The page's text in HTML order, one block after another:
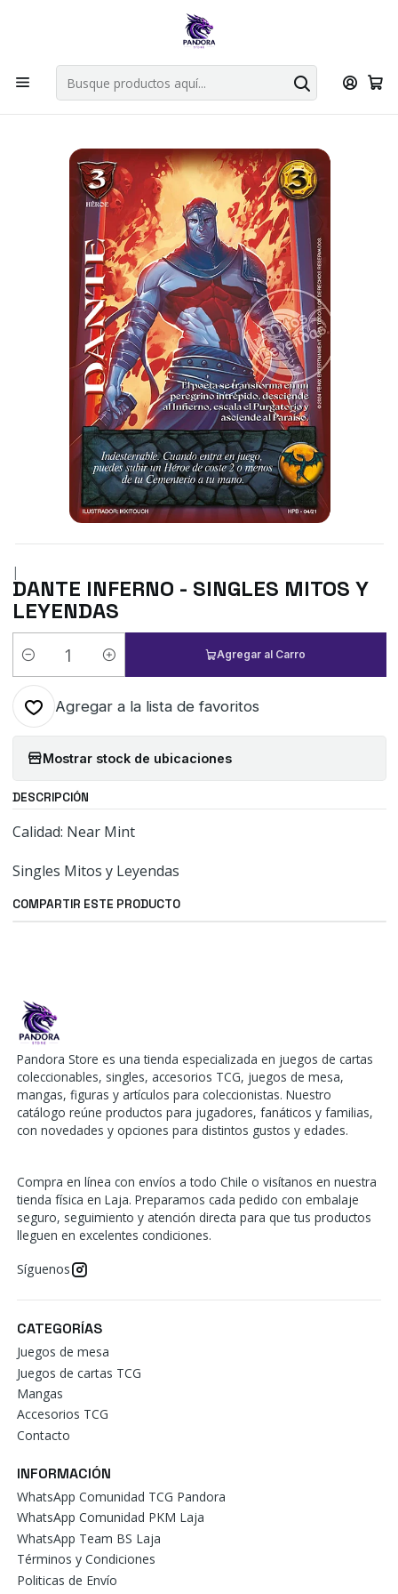
Por compras en cartas singles superiores a 49.990 el envio es
Explorar singles
Inicio Juegos de cartas TCG Mitos y Leyendas TCG
Singles Primer Bloque MYL
|
DANTE INFERNO - SINGLES MITOS Y
LEYENDAS
Cantidad
Agregar al Carro
Agregar a la lista de favoritos
Mostrar stock de ubicaciones
DESCRIPCIÓN
Calidad: Near Mint
Singles Mitos y Leyendas
COMPARTIR ESTE PRODUCTO
Pandora Store es una tienda especializada en juegos de cartas
coleccionables, singles, accesorios TCG, juegos de mesa,
mangas, figuras y artículos para coleccionistas. Nuestro
catálogo reúne productos para jugadores, fanáticos y familias,
con novedades y opciones para distintos gustos y edades.
Compra en línea con envíos a todo Chile o visítanos en nuestra
tienda física en Laja. Preparamos cada pedido con embalaje
seguro, seguimiento y atención directa para que tus productos
lleguen en excelentes condiciones.
Síguenos
CATEGORÍAS
Juegos de mesa
Juegos de cartas TCG
Mangas
Accesorios TCG
Contacto
INFORMACIÓN
WhatsApp Comunidad TCG Pandora
WhatsApp Comunidad PKM Laja
WhatsApp Team BS Laja
Términos y Condiciones
Politicas de Envío